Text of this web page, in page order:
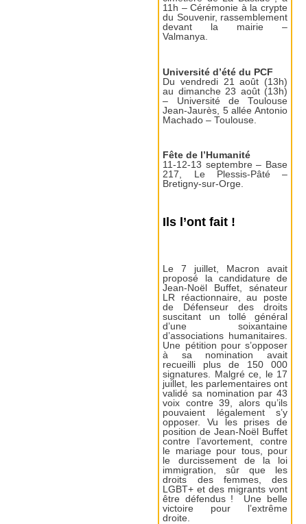
11h – Cérémonie à la crypte
du Souvenir, rassemblement
devant la mairie –
Valmanya.
Université d’été du PCF
Du vendredi 21 août (13h)
au dimanche 23 août (13h)
– Université de Toulouse
Jean-Jaurès, 5 allée Antonio
Machado – Toulouse.
Fête de l’Humanité
11-12-13 septembre – Base
217, Le Plessis-Pâté –
Bretigny-sur-Orge.
Ils l’ont fait !
Le 7 juillet, Macron avait
proposé la candidature de
Jean-Noël Buffet, sénateur
LR réactionnaire, au poste
de Défenseur des droits
suscitant un tollé général
d’une soixantaine
d’associations humanitaires.
Une pétition pour s’opposer
à sa nomination avait
recueilli plus de 150 000
signatures. Malgré ce, le 17
juillet, les parlementaires ont
validé sa nomination par 43
voix contre 39, alors qu’ils
pouvaient légalement s’y
opposer. Vu les prises de
position de Jean-Noël Buffet
contre l’avortement, contre
le mariage pour tous, pour
le durcissement de la loi
immigration, sûr que les
droits des femmes, des
LGBT+ et des migrants vont
être défendus ! Une belle
victoire pour l’extrême
droite.